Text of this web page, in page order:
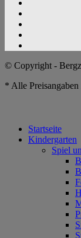
© Copyright -
* Alle
Startseite
Kindergarten
Spiel